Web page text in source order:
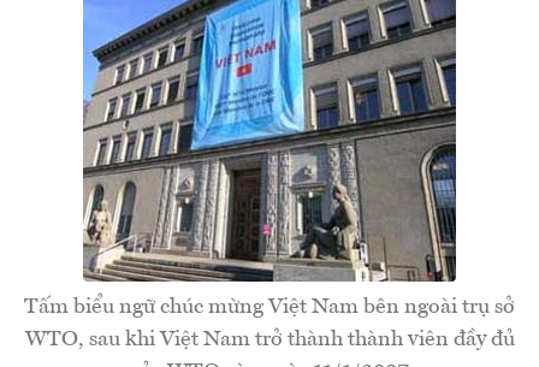
Tấm biểu ngữ chúc mừng Việt Nam bên ngoài trụ sở
WTO, sau khi Việt Nam trở thành thành viên đầy đủ